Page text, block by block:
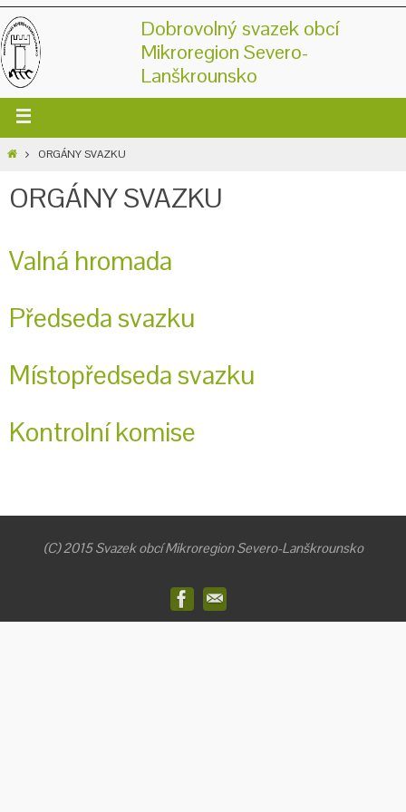
Dobrovolný svazek obcí
Mikroregion Severo-
Lanškrounsko
ORGÁNY SVAZKU
ORGÁNY SVAZKU
Valná hromada
Předseda svazku
Místopředseda svazku
Kontrolní komise
(C) 2015 Svazek obcí Mikroregion Severo-Lanškrounsko